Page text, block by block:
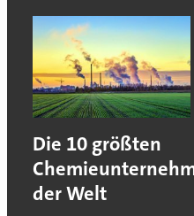
Die 10 größten
der Welt